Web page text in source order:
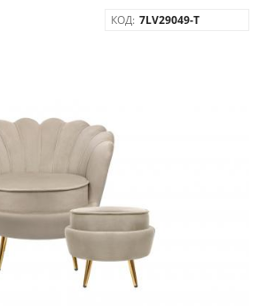
КОД: 7LV29049-T